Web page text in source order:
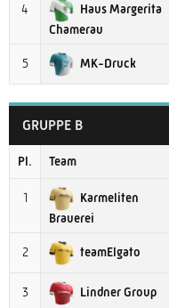
4
Haus Margerita
Chamerau
5 MK-Druck
GRUPPE B
Pl. Team
1
Karmeliten
Brauerei
2 teamElgato
3 Lindner Group